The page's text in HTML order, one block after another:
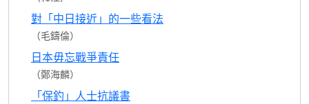
對「中日接近」的一些看法
（毛鑄倫）
日本毋忘戰爭責任
（鄭海麟）
「保釣」人士抗議書